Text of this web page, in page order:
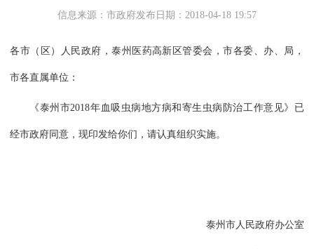
信息来源：市政府发布日期：2018-04-18 19:57
各市（区）人民政府，泰州医药高新区管委会，市各委、办、局，
市各直属单位：
《泰州市2018年血吸虫病地方病和寄生虫病防治工作意见》已
经市政府同意，现印发给你们，请认真组织实施。
泰州市人民政府办公室